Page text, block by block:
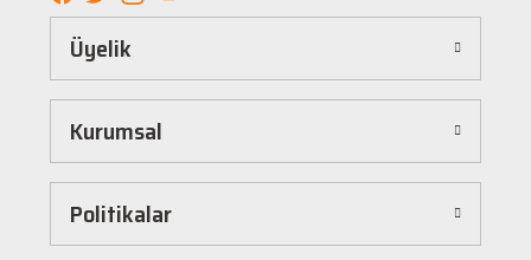
Kolay ve Hızlı Alışveriş Deneyimi
Hepnalbur.com, kullanıcı dostu arayüzü sayesinde alışverişi keyifli bir deneyime
dönüştürür. Ürünleri kategorilere göre sıralayabilir, arama kutusunu kullanarak
istediğiniz ürünü anında bulabilirsiniz. Ayrıca ürün sayfalarımızda detaylı açıklamalar ve
ürün özellikleri yer alır, böylece tercih etmek istediğiniz ürün hakkında tüm bilgilere
hızlıca siparişinizi tamamlayabilirsiniz.
Hızlı Kargo ve Güvenilir Teslimat
Hepnalbur.com olarak müşterilerimize en hızlı şekilde ürünlerini ulaştırmak için özenle
Üyelik
Kurumsal
Politikalar